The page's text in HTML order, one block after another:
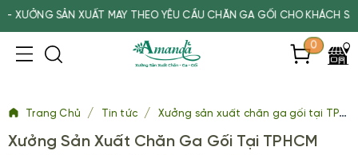
XUẤT MAY THEO YÊU CẦU CHĂN GA GỐI CHO KHÁCH SẠN, SPA,
0
Trang Chủ / Tin tức / Xưởng sản xuất chăn ga gối tại TPHCM bán hàng thật, chất lượng thật
Xưởng Sản Xuất Chăn Ga Gối Tại TPHCM